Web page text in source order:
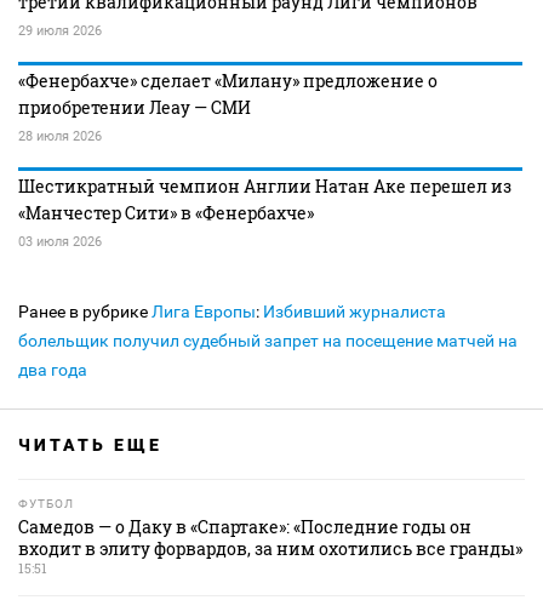
29 июля 2026
«Фенербахче» сделает «Милану» предложение о
приобретении Леау — СМИ
28 июля 2026
Шестикратный чемпион Англии Натан Аке перешел из
«Манчестер Сити» в «Фенербахче»
03 июля 2026
Ранее в рубрикеЛига Европы: Избивший журналиста
болельщик получил судебный запрет на посещение матчей на
два года
ЧИТАТЬ ЕЩЕ
ФУТБОЛ
Самедов — о Даку в «Спартаке»: «Последние годы он
входит в элиту форвардов, за ним охотились все гранды»
15:51